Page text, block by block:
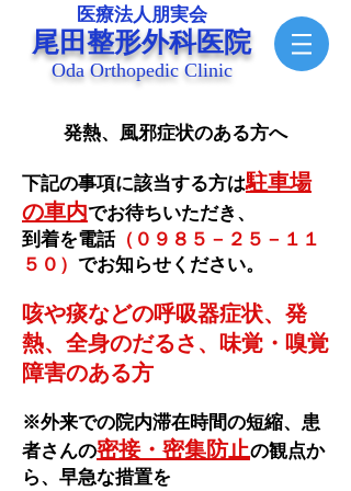
医療法人朋実会
尾田整形外科医院
Oda Orthopedic Clinic
​発熱、風邪症状のある方へ
下記の事項に該当する方は駐車場
の車内でお待ちいただき、
到着を電話（０９８５－２５－１１
５０） でお知らせください。
咳や痰などの呼吸器症状、発
熱、全身のだるさ、味覚・嗅覚
障害のある方
※外来での院内滞在時間の短縮、患
者さんの密接・密集防止の観点か
ら、早急な措置を